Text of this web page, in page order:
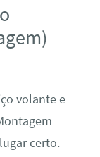
volante e
certo.